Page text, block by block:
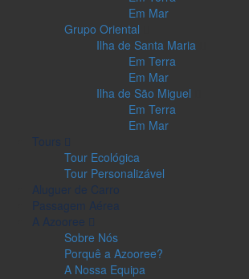
Em Mar
Grupo Oriental
Ilha de Santa Maria
Em Terra
Em Mar
Ilha de São Miguel
Em Terra
Em Mar
Tours
Tour Ecológica
Tour Personalizável
Aluguer de Carro
Passagem Aérea
A Azooree
Sobre Nós
Porquê a Azooree?
A Nossa Equipa